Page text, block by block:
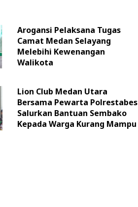
Arogansi Pelaksana Tugas
Camat Medan Selayang
Melebihi Kewenangan
Walikota
Lion Club Medan Utara
Bersama Pewarta Polrestabes
Salurkan Bantuan Sembako
Kepada Warga Kurang Mampu